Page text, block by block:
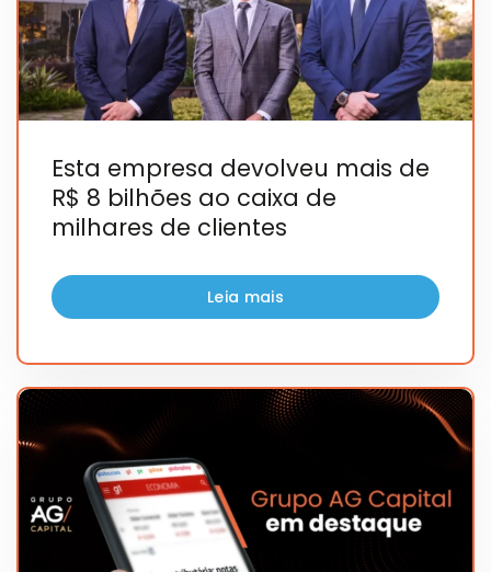
Esta empresa devolveu mais de
R$ 8 bilhões ao caixa de
milhares de clientes
Leia mais